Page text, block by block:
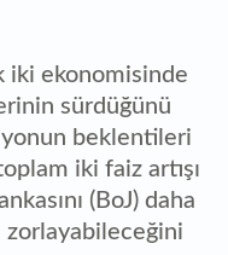
iki ekonomisinde
sürdüğünü
beklentileri
iki faiz artışı
(BoJ) daha
zorlayabileceğini